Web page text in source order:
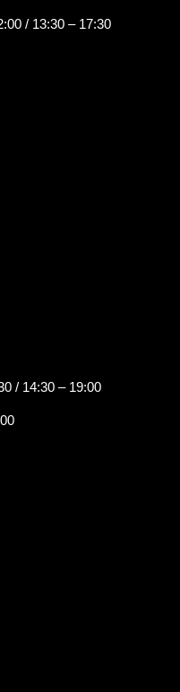
/ 13:30 – 17:30
/ 14:30 – 19:00